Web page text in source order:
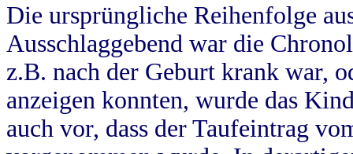
Die ursprüngliche Reihenfolge
Ausschlaggebend war die
z.B. nach der Geburt krank war,
anzeigen konnten, wurde das
auch vor, dass der Taufeintrag